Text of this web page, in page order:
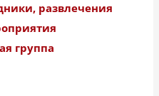
развлечения
группа